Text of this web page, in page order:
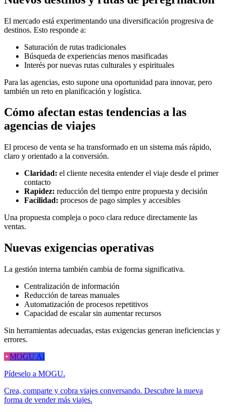
El mercado está experimentando una diversificación progresiva de
destinos. Esto responde a:
Saturación de rutas tradicionales
Búsqueda de experiencias menos masificadas
Interés por nuevas rutas culturales y espirituales
Para las agencias, esto supone una oportunidad para innovar, pero
también un reto en planificación y logística.
Cómo afectan estas tendencias a las
agencias de viajes
El proceso de venta se ha transformado en un sistema más rápido,
claro y orientado a la conversión.
Claridad: el cliente necesita entender el viaje desde el primer
contacto
Rapidez: reducción del tiempo entre propuesta y decisión
Facilidad: procesos de pago simples y accesibles
Una propuesta compleja o poco clara reduce directamente las
ventas.
Nuevas exigencias operativas
La gestión interna también cambia de forma significativa.
Centralización de información
Reducción de tareas manuales
Automatización de procesos repetitivos
Capacidad de escalar sin aumentar recursos
Sin herramientas adecuadas, estas exigencias generan ineficiencias y
errores.
MOGU AI
Pídeselo a MOGU.
Crea, comparte y cobra viajes conversando. Descubre la nueva
forma de vender más viajes.